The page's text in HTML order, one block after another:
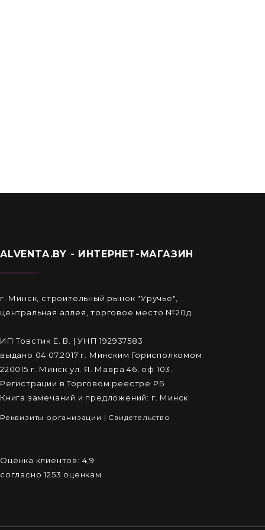
ALVENTA.BY - ИНТЕРНЕТ-МАГАЗИН
г. Минск, строительный рынок "Уручье",
центральная аллея, торговое место №20д
ИП Товстик Е. В. | УНП 192937583
выдано 04.07.2017 г. Минским Горисполкомом
220015 г. Минск ул. Я. Мавра 46, оф 103.
Регистрации в Торговом реестре РБ
Книга замечаний и предложений: г. Минск
Реквизиты организации | Cвидетельство
Оценка клиентов: 4,9
согласно1253 оценкам